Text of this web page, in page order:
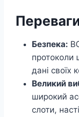
Безпека:
протоколи
дані своїх
Великий
широкий
слоти,